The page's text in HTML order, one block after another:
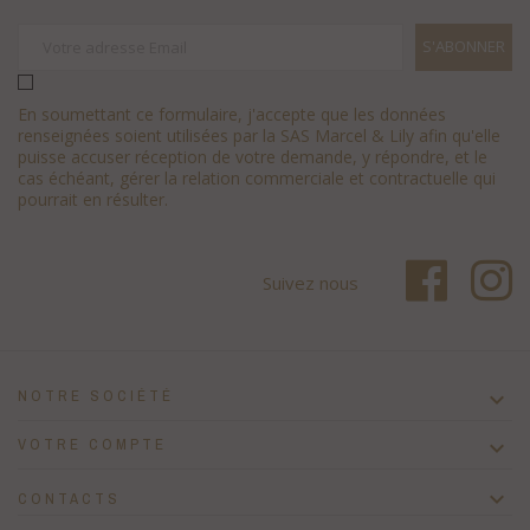
En soumettant ce formulaire, j'accepte que les données
renseignées soient utilisées par la SAS Marcel & Lily afin qu'elle
puisse accuser réception de votre demande, y répondre, et le
cas échéant, gérer la relation commerciale et contractuelle qui
pourrait en résulter.
Suivez nous
NOTRE SOCIÉTÉ 
VOTRE COMPTE 
CONTACTS 